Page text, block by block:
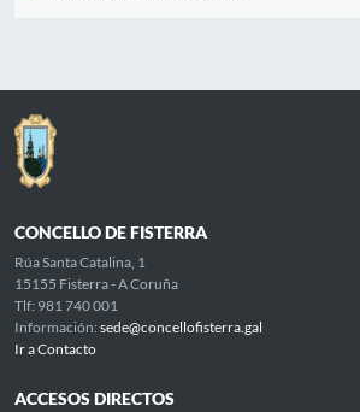
CONCELLO DE FISTERRA
Rúa Santa Catalina, 1
15155 Fisterra - A Coruña
Tlf: 981 740 001
Información: sede@concellofisterra.gal
Ir a Contacto
ACCESOS DIRECTOS